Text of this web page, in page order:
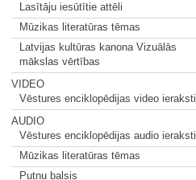
Lasītāju iesūtītie attēli
Mūzikas literatūras tēmas
Latvijas kultūras kanona Vizuālās
mākslas vērtības
VIDEO
Vēstures enciklopēdijas video ieraksti
AUDIO
Vēstures enciklopēdijas audio ieraksti
Mūzikas literatūras tēmas
Putnu balsis